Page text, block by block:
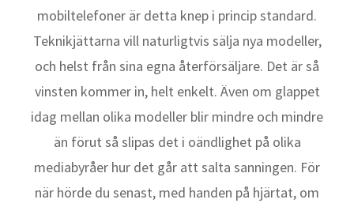
mobiltelefoner är detta knep i princip standard.
Teknikjättarna vill naturligtvis sälja nya modeller,
och helst från sina egna återförsäljare. Det är så
vinsten kommer in, helt enkelt. Även om glappet
idag mellan olika modeller blir mindre och mindre
än förut så slipas det i oändlighet på olika
mediabyråer hur det går att salta sanningen. För
när hörde du senast, med handen på hjärtat, om